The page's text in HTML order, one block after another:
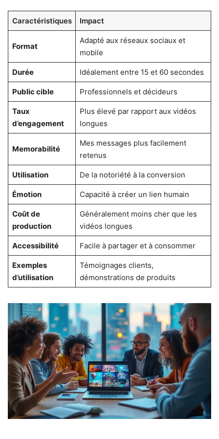
Caractéristiques Impact
Format
Adapté aux réseaux sociaux et
mobile
Durée Idéalement entre 15 et 60 secondes
Public cible Professionnels et décideurs
Taux
d’engagement
Plus élevé par rapport aux vidéos
longues
Memorabilité
Mes messages plus facilement
retenus
Utilisation De la notoriété à la conversion
Émotion Capacité à créer un lien humain
Coût de
production
Généralement moins cher que les
vidéos longues
Accessibilité Facile à partager et à consommer
Exemples
d’utilisation
Témoignages clients,
démonstrations de produits